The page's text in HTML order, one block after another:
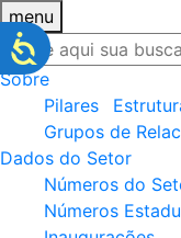
menu
Sobre
Pilares
Grupos de
Dados do Setor
Números do
Números